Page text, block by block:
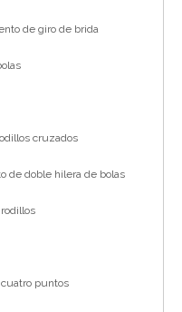
Português
English
Español
de giro de brida
cruzados
de doble hilera de bolas
puntos